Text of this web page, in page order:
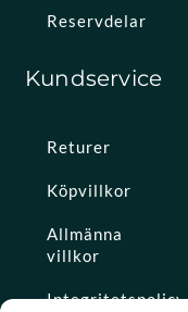
Reservdelar
Kundservice
Returer
Köpvillkor
Allmänna
villkor
Integritetspolicy